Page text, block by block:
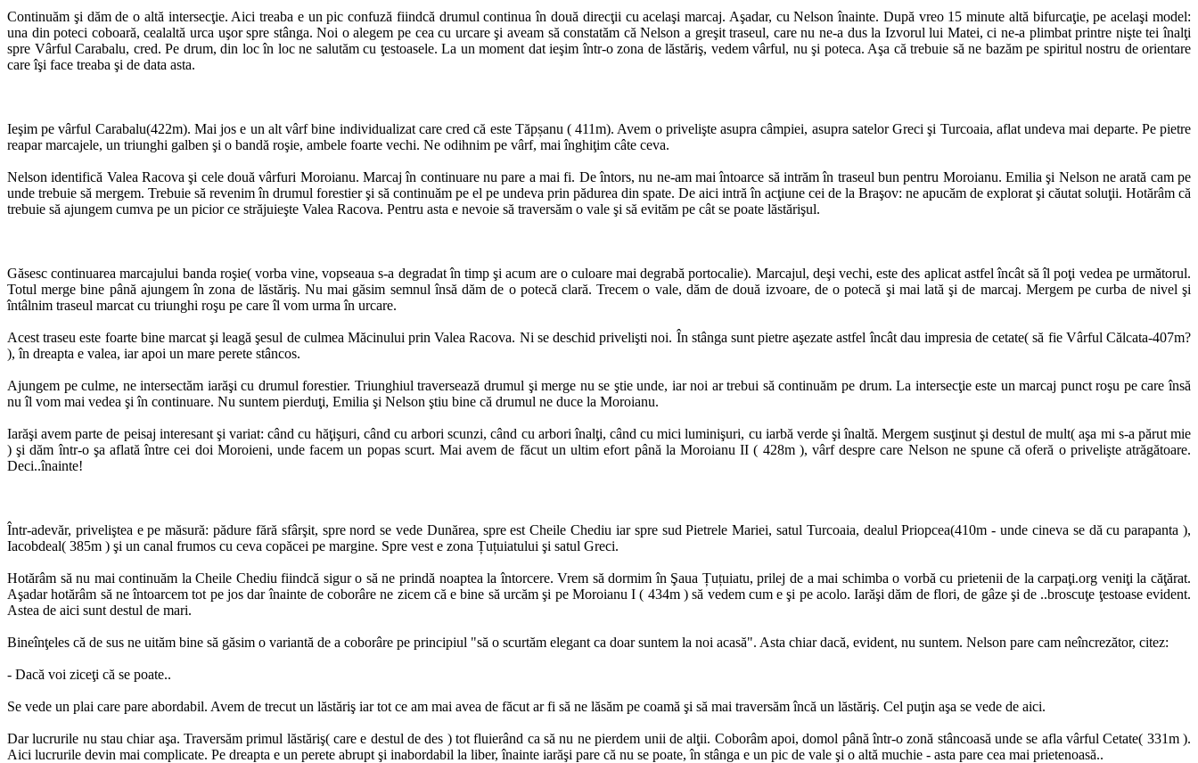
Continuăm şi dăm de o altă intersecţie. Aici treaba e un pic confuză fiindcă drumul continua în două direcţii cu acelaşi marcaj. Aşadar, cu Nelson înainte. După vreo 15 minute altă bifurcaţie, pe acelaşi model:
una din poteci coboară, cealaltă urca uşor spre stânga. Noi o alegem pe cea cu urcare şi aveam să constatăm că Nelson a greşit traseul, care nu ne-a dus la Izvorul lui Matei, ci ne-a plimbat printre nişte tei înalţi
spre Vârful Carabalu, cred. Pe drum, din loc în loc ne salutăm cu ţestoasele. La un moment dat ieşim într-o zona de lăstăriş, vedem vârful, nu şi poteca. Aşa că trebuie să ne bazăm pe spiritul nostru de orientare
care îşi face treaba şi de data asta.
Ieşim pe vârful Carabalu(422m). Mai jos e un alt vârf bine individualizat care cred că este Tăpșanu ( 411m). Avem o privelişte asupra câmpiei, asupra satelor Greci şi Turcoaia, aflat undeva mai departe. Pe pietre
reapar marcajele, un triunghi galben şi o bandă roşie, ambele foarte vechi. Ne odihnim pe vârf, mai înghiţim câte ceva.
Nelson identifică Valea Racova şi cele două vârfuri Moroianu. Marcaj în continuare nu pare a mai fi. De întors, nu ne-am mai întoarce să intrăm în traseul bun pentru Moroianu. Emilia şi Nelson ne arată cam pe
unde trebuie să mergem. Trebuie să revenim în drumul forestier şi să continuăm pe el pe undeva prin pădurea din spate. De aici intră în acţiune cei de la Braşov: ne apucăm de explorat şi căutat soluţii. Hotărâm că
trebuie să ajungem cumva pe un picior ce străjuieşte Valea Racova. Pentru asta e nevoie să traversăm o vale şi să evităm pe cât se poate lăstărişul.
Găsesc continuarea marcajului banda roşie( vorba vine, vopseaua s-a degradat în timp şi acum are o culoare mai degrabă portocalie). Marcajul, deşi vechi, este des aplicat astfel încât să îl poţi vedea pe următorul.
Totul merge bine până ajungem în zona de lăstăriş. Nu mai găsim semnul însă dăm de o potecă clară. Trecem o vale, dăm de două izvoare, de o potecă şi mai lată şi de marcaj. Mergem pe curba de nivel şi
întâlnim traseul marcat cu triunghi roşu pe care îl vom urma în urcare.
Acest traseu este foarte bine marcat şi leagă şesul de culmea Măcinului prin Valea Racova. Ni se deschid privelişti noi. În stânga sunt pietre aşezate astfel încât dau impresia de cetate( să fie Vârful Călcata-407m?
), în dreapta e valea, iar apoi un mare perete stâncos.
Ajungem pe culme, ne intersectăm iarăşi cu drumul forestier. Triunghiul traversează drumul şi merge nu se ştie unde, iar noi ar trebui să continuăm pe drum. La intersecţie este un marcaj punct roşu pe care însă
nu îl vom mai vedea şi în continuare. Nu suntem pierduţi, Emilia şi Nelson ştiu bine că drumul ne duce la Moroianu.
Iarăşi avem parte de peisaj interesant şi variat: când cu hăţişuri, când cu arbori scunzi, când cu arbori înalţi, când cu mici luminişuri, cu iarbă verde şi înaltă. Mergem susţinut şi destul de mult( aşa mi s-a părut mie
) şi dăm într-o şa aflată între cei doi Moroieni, unde facem un popas scurt. Mai avem de făcut un ultim efort până la Moroianu II ( 428m ), vârf despre care Nelson ne spune că oferă o privelişte atrăgătoare.
Deci..înainte!
Într-adevăr, priveliştea e pe măsură: pădure fără sfârşit, spre nord se vede Dunărea, spre est Cheile Chediu iar spre sud Pietrele Mariei, satul Turcoaia, dealul Priopcea(410m - unde cineva se dă cu parapanta ),
Iacobdeal( 385m ) şi un canal frumos cu ceva copăcei pe margine. Spre vest e zona Țuțuiatului şi satul Greci.
Hotărâm să nu mai continuăm la Cheile Chediu fiindcă sigur o să ne prindă noaptea la întorcere. Vrem să dormim în Şaua Țuțuiatu, prilej de a mai schimba o vorbă cu prietenii de la carpaţi.org veniţi la căţărat.
Aşadar hotărâm să ne întoarcem tot pe jos dar înainte de coborâre ne zicem că e bine să urcăm şi pe Moroianu I ( 434m ) să vedem cum e şi pe acolo. Iarăşi dăm de flori, de gâze şi de ..broscuţe ţestoase evident.
Astea de aici sunt destul de mari.
Bineînţeles că de sus ne uităm bine să găsim o variantă de a coborâre pe principiul "să o scurtăm elegant ca doar suntem la noi acasă". Asta chiar dacă, evident, nu suntem. Nelson pare cam neîncrezător, citez:
- Dacă voi ziceţi că se poate..
Se vede un plai care pare abordabil. Avem de trecut un lăstăriş iar tot ce am mai avea de făcut ar fi să ne lăsăm pe coamă şi să mai traversăm încă un lăstăriş. Cel puţin aşa se vede de aici.
Dar lucrurile nu stau chiar aşa. Traversăm primul lăstăriş( care e destul de des ) tot fluierând ca să nu ne pierdem unii de alţii. Coborâm apoi, domol până într-o zonă stâncoasă unde se afla vârful Cetate( 331m ).
Aici lucrurile devin mai complicate. Pe dreapta e un perete abrupt şi inabordabil la liber, înainte iarăşi pare că nu se poate, în stânga e un pic de vale şi o altă muchie - asta pare cea mai prietenoasă..